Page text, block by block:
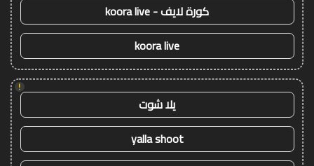
كورة لايف - koora live
koora live
!
يلا شوت
yalla shoot